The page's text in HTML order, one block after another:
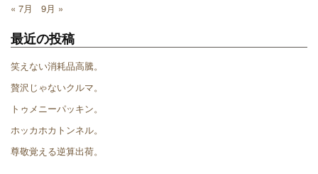
« 7月 9月 »
最近の投稿
笑えない消耗品高騰。
贅沢じゃないクルマ。
トゥメニーパッキン。
ホッカホカトンネル。
尊敬覚える逆算出荷。